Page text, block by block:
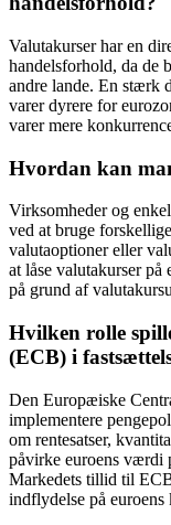
Valutakurser har en
handelsforhold, da de
andre lande. En stærk
varer dyrere for
varer mere
Hvordan kan
Virksomheder og
ved at bruge
valutaoptioner eller
at låse valutakurser på
på grund af
Hvilken rolle
(ECB) i
Den Europæiske
implementere
om rentesatser,
påvirke euroens værdi
Markedets tillid til
indflydelse på euroens